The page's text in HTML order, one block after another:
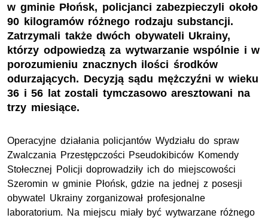
w gminie Płońsk, policjanci zabezpieczyli około
90 kilogramów różnego rodzaju substancji.
Zatrzymali także dwóch obywateli Ukrainy,
którzy odpowiedzą za wytwarzanie wspólnie i w
porozumieniu znacznych ilości środków
odurzających. Decyzją sądu mężczyźni w wieku
36 i 56 lat zostali tymczasowo aresztowani na
trzy miesiące.
Operacyjne działania policjantów Wydziału do spraw
Zwalczania Przestępczości Pseudokibiców Komendy
Stołecznej Policji doprowadziły ich do miejscowości
Szeromin w gminie Płońsk, gdzie na jednej z posesji
obywatel Ukrainy zorganizował profesjonalne
laboratorium. Na miejscu miały być wytwarzane różnego